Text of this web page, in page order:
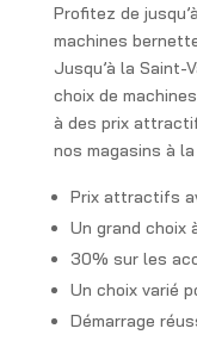
Profitez de
machines
Jusqu’à la Saint-
choix de
à des prix
nos magasins à la
Prix attractifs
Un grand choix
30% sur les
Un choix varié
Démarrage